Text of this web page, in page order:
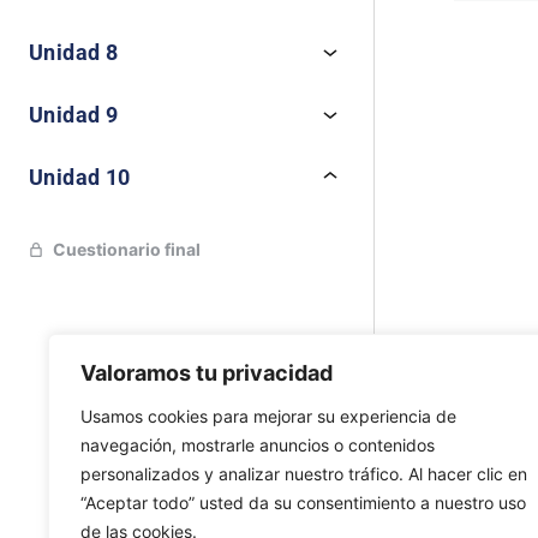
Valoramos tu privacidad
Usamos cookies para mejorar su experiencia de
navegación, mostrarle anuncios o contenidos
personalizados y analizar nuestro tráfico. Al hacer clic en
“Aceptar todo” usted da su consentimiento a nuestro uso
de las cookies.
Unidad 8
Unidad 9
Unidad 10
Cuestionario final